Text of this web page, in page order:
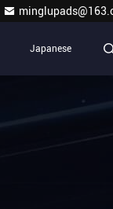
Japanese